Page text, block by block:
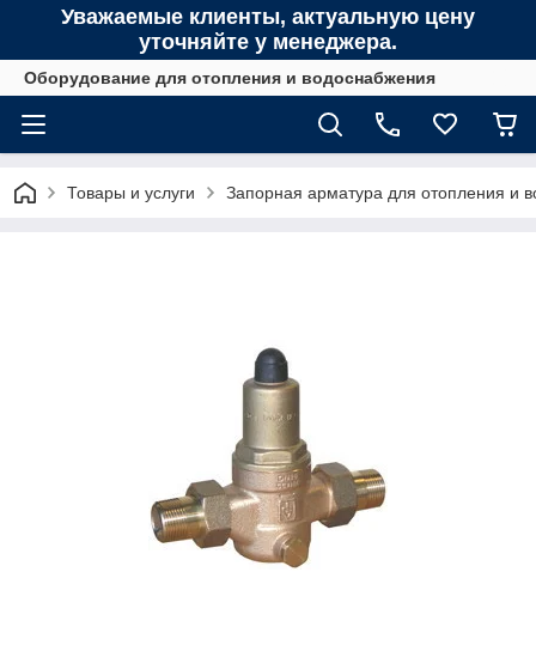
Уважаемые клиенты, актуальную цену
уточняйте у менеджера.
Оборудование для отопления и водоснабжения
Товары и услуги Запорная арматура для отопления и